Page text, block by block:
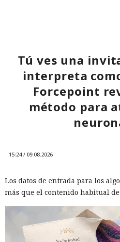
Tú ves una
interpreta
Forcepoint
método para
15:24 / 09.08.2026
Los datos de entrada para los
más que el contenido habitual